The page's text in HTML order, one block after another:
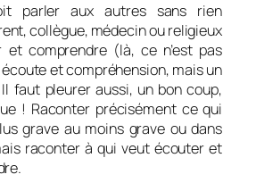
parler aux autres sans rien
collègue, médecin ou religieux
comprendre (là, ce n’est pas
et compréhension, mais un
faut pleurer aussi, un bon coup,
! Raconter précisément ce qui
grave au moins grave ou dans
raconter à qui veut écouter et